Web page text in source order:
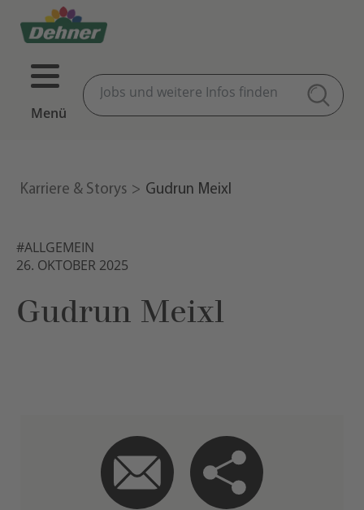
Menü
Karriere & Storys Gudrun Meixl
#ALLGEMEIN
26. OKTOBER 2025
Gudrun Meixl